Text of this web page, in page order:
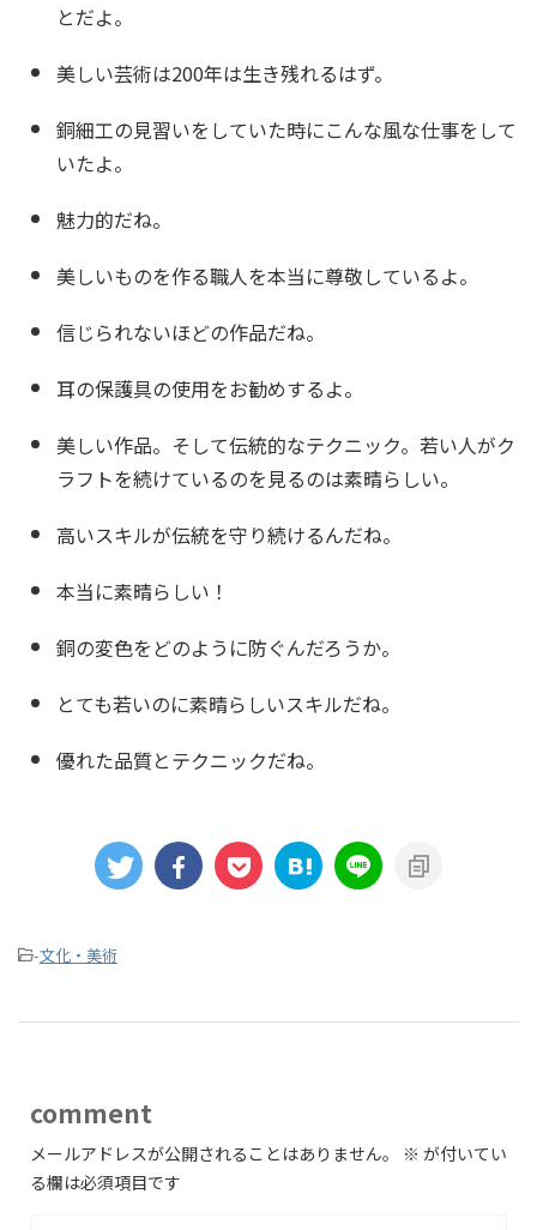
とだよ。
美しい芸術は200年は生き残れるはず。
銅細工の見習いをしていた時にこんな風な仕事をして
いたよ。
魅力的だね。
美しいものを作る職人を本当に尊敬しているよ。
信じられないほどの作品だね。
耳の保護具の使用をお勧めするよ。
美しい作品。そして伝統的なテクニック。若い人がク
ラフトを続けているのを見るのは素晴らしい。
高いスキルが伝統を守り続けるんだね。
本当に素晴らしい！
銅の変色をどのように防ぐんだろうか。
とても若いのに素晴らしいスキルだね。
優れた品質とテクニックだね。
-文化・美術
comment
メールアドレスが公開されることはありません。 ※ が付いてい
る欄は必須項目です